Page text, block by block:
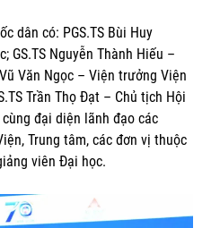
dân có: PGS.TS Bùi Huy
GS.TS Nguyễn Thành Hiếu –
Văn Ngọc – Viện trưởng Viện
Trần Thọ Đạt – Chủ tịch Hội
đại diện lãnh đạo các
Trung tâm, các đơn vị thuộc
viên Đại học.